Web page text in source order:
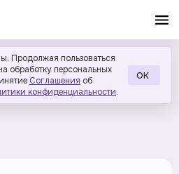
Продолжая пользоваться
обработку персональных
Соглашения об
конфиденциальности.
ОК